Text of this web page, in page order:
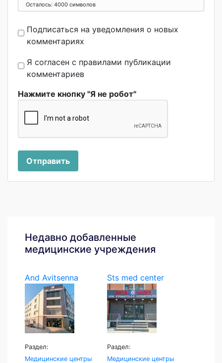
Осталось: 4000 символов
Подписаться на уведомления о новых
комментариях
Я согласен с правилами публикации
комментариев
Нажмите кнопку "Я не робот"
Отправить
Недавно добавленные
медицинские учреждения
And Avitsenna
Раздел:
Медицинские центры
Sts med center
Раздел:
Медицинские центры